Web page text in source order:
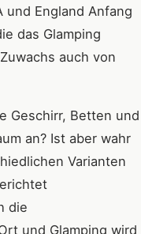
und England Anfang
das Glamping
auch von
Geschirr, Betten und
an? Ist aber wahr
Varianten
die
und Glamping wird